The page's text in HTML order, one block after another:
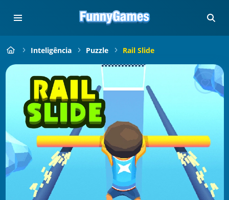
Inteligência Puzzle Rail Slide